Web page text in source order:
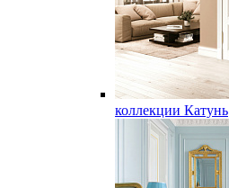
коллекции Катунь